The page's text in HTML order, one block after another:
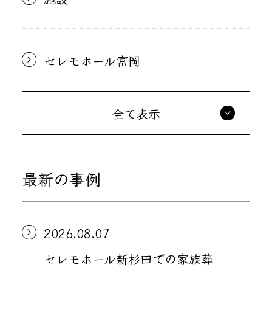
セレモホール富岡
全て表示
最新の事例
2026.08.07
セレモホール新杉田での家族葬